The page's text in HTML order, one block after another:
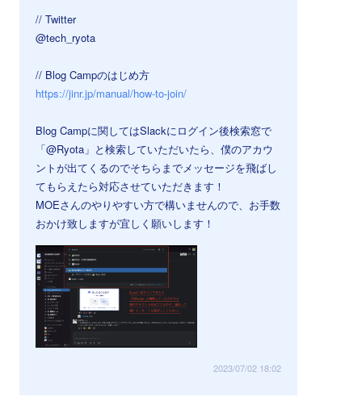
// Twitter
@tech_ryota
// Blog Campのはじめ方
https://jinr.jp/manual/how-to-join/
Blog Campに関してはSlackにログイン後検索窓で
「@Ryota」と検索していただいたら、僕のアカウ
ントが出てくるのでそちらまでメッセージを飛ばし
てもらえたら対応させていただきます！
MOEさんのやりやすい方で構いませんので、お手数
おかけ致しますが宜しく願いします！
2023/07/02 18:02